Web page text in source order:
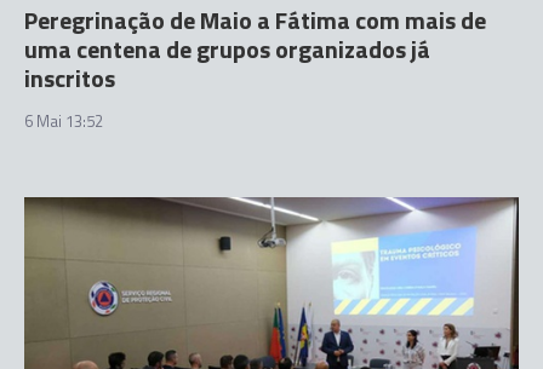
Peregrinação de Maio a Fátima com mais de
uma centena de grupos organizados já
inscritos
6 Mai 13:52